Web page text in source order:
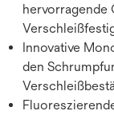
hervorragende
Innovative
den